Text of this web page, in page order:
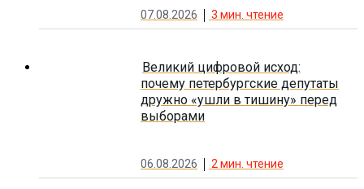
07.08.2026 3 мин. чтение
Великий цифровой исход:
почему петербургские депутаты
дружно «ушли в тишину» перед
выборами
06.08.2026 2 мин. чтение